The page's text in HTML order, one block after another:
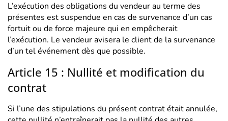
L’exécution des obligations du vendeur au terme des
présentes est suspendue en cas de survenance d’un cas
fortuit ou de force majeure qui en empêcherait
l’exécution. Le vendeur avisera le client de la survenance
d’un tel événement dès que possible.
Article 15 : Nullité et modification du
contrat
Si l’une des stipulations du présent contrat était annulée,